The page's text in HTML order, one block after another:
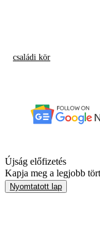
családi kör
Újság előfizetés
Kapja meg a legjobb
Nyomtatott lap